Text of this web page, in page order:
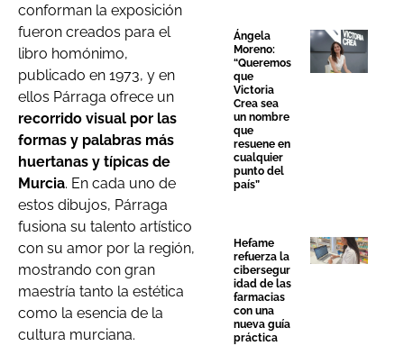
conforman la exposición
fueron creados para el
libro homónimo,
publicado en 1973, y en
ellos Párraga ofrece un
recorrido visual por las
formas y palabras más
huertanas y típicas de
Murcia. En cada uno de
estos dibujos, Párraga
fusiona su talento artístico
con su amor por la región,
mostrando con gran
maestría tanto la estética
como la esencia de la
cultura murciana.
Ángela
Moreno:
“Queremos
que
Victoria
Crea sea
un nombre
que
resuene en
cualquier
punto del
país”
Hefame
refuerza la
cibersegur
idad de las
farmacias
con una
nueva guía
práctica